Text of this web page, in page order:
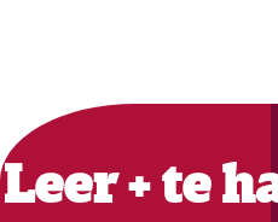
Primary
Sidebar
Leer + te